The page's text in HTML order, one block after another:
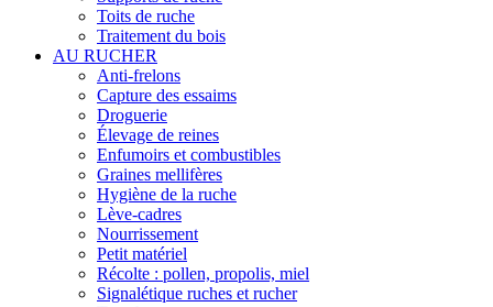
Toits de ruche
Traitement du bois
AU RUCHER
Anti-frelons
Capture des essaims
Droguerie
Élevage de reines
Enfumoirs et combustibles
Graines mellifères
Hygiène de la ruche
Lève-cadres
Nourrissement
Petit matériel
Récolte : pollen, propolis, miel
Signalétique ruches et rucher